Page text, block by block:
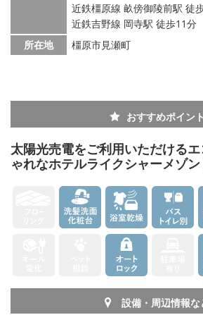
メールでお問い合わせ
近鉄橿原線 畝傍御陵前駅 徒
近鉄吉野線 岡寺駅 徒歩11分
所在地
橿原市見瀬町
おすすめポイント
太陽光売電をご利用いただける
ゃれなホテルライクシャーメゾン
設備・周辺情報な